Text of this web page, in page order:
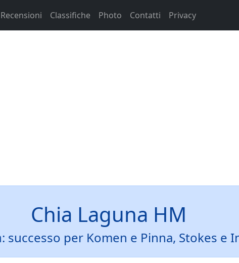
Recensioni Classifiche Photo Contatti Privacy
Chia Laguna HM
successo per Komen e Pinna, Stokes e